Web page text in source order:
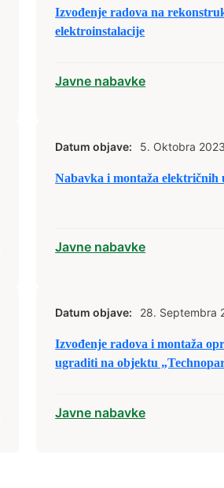
Izvođenje radova na
elektroinstalacije
Javne nabavke
Datum objave: 5. Oktobra
Nabavka i montaža električnih
Javne nabavke
Datum objave: 28. Septembra
Izvođenje radova i montaža
ugraditi na objektu
Javne nabavke